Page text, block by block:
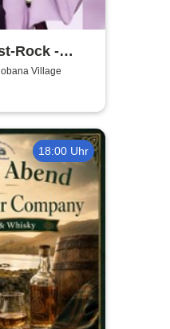
Rock -
R.Village
18:00 Uhr